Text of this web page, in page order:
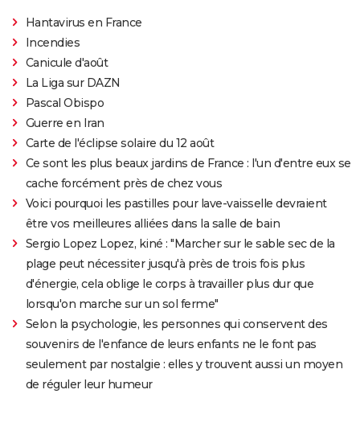
Hantavirus en France
Incendies
Canicule d'août
La Liga sur DAZN
Pascal Obispo
Guerre en Iran
Carte de l'éclipse solaire du 12 août
Ce sont les plus beaux jardins de France : l'un d'entre eux se
cache forcément près de chez vous
Voici pourquoi les pastilles pour lave-vaisselle devraient
être vos meilleures alliées dans la salle de bain
Sergio Lopez Lopez, kiné : "Marcher sur le sable sec de la
plage peut nécessiter jusqu'à près de trois fois plus
d'énergie, cela oblige le corps à travailler plus dur que
lorsqu'on marche sur un sol ferme"
Selon la psychologie, les personnes qui conservent des
souvenirs de l'enfance de leurs enfants ne le font pas
seulement par nostalgie : elles y trouvent aussi un moyen
de réguler leur humeur